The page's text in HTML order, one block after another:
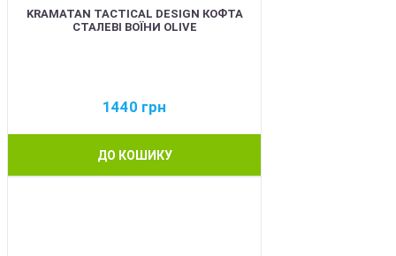
KRAMATAN TACTICAL DESIGN КОФТА
СТАЛЕВІ ВОЇНИ OLIVE
1440 грн
ДО КОШИКУ